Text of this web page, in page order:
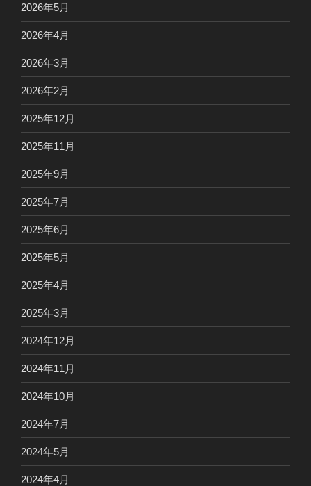
2026年5月
2026年4月
2026年3月
2026年2月
2025年12月
2025年11月
2025年9月
2025年7月
2025年6月
2025年5月
2025年4月
2025年3月
2024年12月
2024年11月
2024年10月
2024年7月
2024年5月
2024年4月